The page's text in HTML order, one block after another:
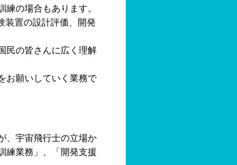
の場合もあります。
装置の設計評価、開発
民の皆さんに広く理解
お願いしていく業務で
、宇宙飛行士の立場か
練業務」、「開発支援